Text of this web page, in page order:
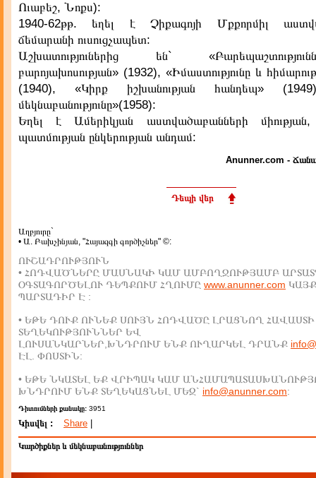
Ուաբեշ, Նոքս):
1940-62թթ. եղել է Չիքագոյի Մքքորմիլ
ճեմարանի ուսուցչապետ:
Աշխատություներից են`
բարոյախոսության» (1932), «Իմաստությունը և
(1940), «Կիրք իշխանության հանդեպ»
մեկնաբանությունը»(1958):
Եղել է Ամերիկյան աստվածաբանների միության,
պատմության ընկերության անդամ:
Anunner.com -
Դեպի վեր
Աղբյուրը`
• Ա. Բախչինյան, "Հայազգի գործիչներ" ©:
ՈՒՇԱԴՐՈՒԹՅՈՒՆ
• ՀՈԴՎԱԾՆԵՐԸ ՄԱՍՆԱԿԻ ԿԱՄ ԱՄԲՈՂՋՈՒԹՅԱՄԲ
ՕԳՏԱԳՈՐԾԵԼՈՒ ԴԵՊՔՈՒՄ ՀՂՈՒՄԸ www.anunner.com
ՊԱՐՏԱԴԻՐ Է :
• ԵԹԵ ԴՈՒՔ ՈՒՆԵՔ ՍՈՒՅՆ ՀՈԴՎԱԾԸ ԼՐԱՑՆՈՂ ՀԱՎԱՍՏԻ
ՏԵՂԵԿՈՒԹՅՈՒՆՆԵՐ ԵՎ
ԼՈՒՍԱՆԿԱՐՆԵՐ,ԽՆԴՐՈՒՄ ԵՆՔ ՈՒՂԱՐԿԵԼ ԴՐԱՆՔ
ԷԼ. ՓՈՍՏԻՆ:
• ԵԹԵ ՆԿԱՏԵԼ ԵՔ ՎՐԻՊԱԿ ԿԱՄ
ԽՆԴՐՈՒՄ ԵՆՔ ՏԵՂԵԿԱՑՆԵԼ ՄԵԶ` info@anunner.com:
Դիտումների քանակը: 3951
Կիսվել : Share
Կարծիքներ և մեկնաբանություններ